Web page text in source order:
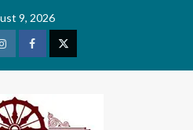
9, 2026
VimeoFacebookTwitter